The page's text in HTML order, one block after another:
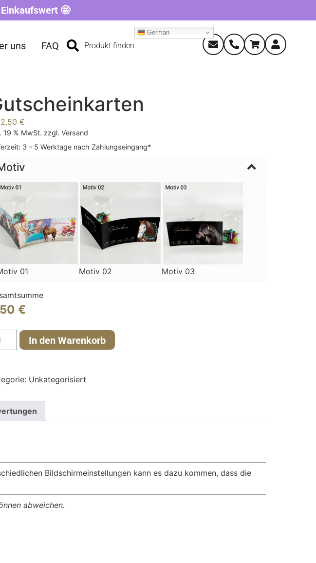
🤩
uns FAQ Produkt finden
German
2,50 €
19 % MwSt. zzgl. Versand
3 – 5 Werktage nach Zahlungseingang*
01 Motiv 02 Motiv 03
€
In den Warenkorb
Unkategorisiert
Bildschirmeinstellungen kann es dazu kommen, dass die
abweichen.